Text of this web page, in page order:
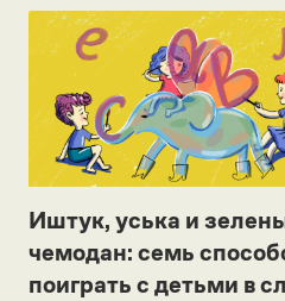
Иштук, уська и
чемодан: семь
поиграть с детьми в